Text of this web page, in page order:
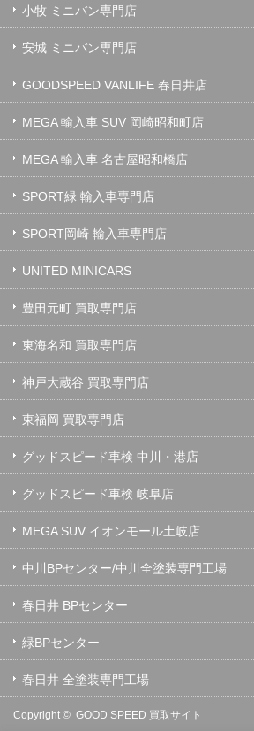
小牧 ミニバン専門店
安城 ミニバン専門店
GOODSPEED VANLIFE 春日井店
MEGA 輸入車 SUV 岡崎昭和町店
MEGA 輸入車 名古屋昭和橋店
SPORT緑 輸入車専門店
SPORT岡崎 輸入車専門店
UNITED MINICARS
豊田元町 買取専門店
東海名和 買取専門店
神戸大蔵谷 買取専門店
東福岡 買取専門店
グッドスピード車検 中川・港店
グッドスピード車検 岐阜店
MEGA SUV イオンモール土岐店
中川BPセンター/中川全塗装専門工場
春日井 BPセンター
緑BPセンター
春日井 全塗装専門工場
Copyright © GOOD SPEED 買取サイト